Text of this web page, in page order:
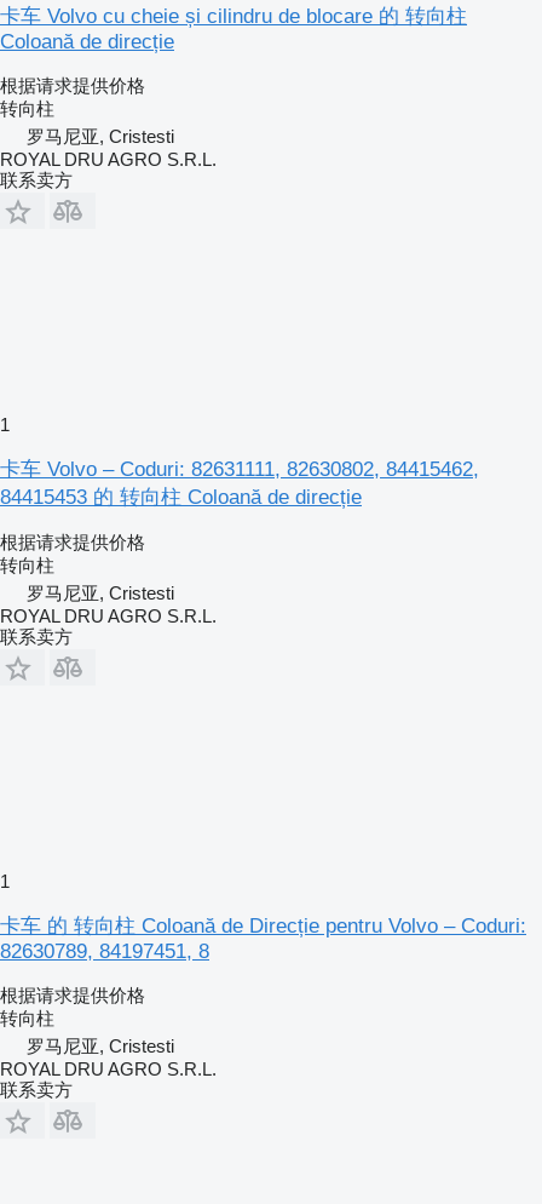
卡车 Volvo cu cheie și cilindru de blocare 的 转向柱
Coloană de direcție
根据请求提供价格
转向柱
罗马尼亚, Cristesti
ROYAL DRU AGRO S.R.L.
联系卖方
1
卡车 Volvo – Coduri: 82631111, 82630802, 84415462,
84415453 的 转向柱 Coloană de direcție
根据请求提供价格
转向柱
罗马尼亚, Cristesti
ROYAL DRU AGRO S.R.L.
联系卖方
1
卡车 的 转向柱 Coloană de Direcție pentru Volvo – Coduri:
82630789, 84197451, 8
根据请求提供价格
转向柱
罗马尼亚, Cristesti
ROYAL DRU AGRO S.R.L.
联系卖方